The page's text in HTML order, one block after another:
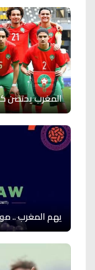
المغرب يحتضن
يهم المغرب ..